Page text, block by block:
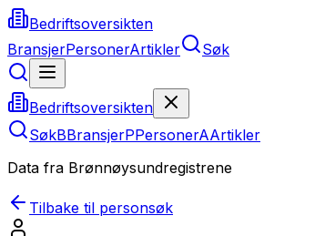
Bedriftsoversikten
BransjerPersonerArtikler Søk
Bedriftsoversikten
SøkBBransjerPPersonerAArtikler
Data fra Brønnøysundregistrene
Tilbake til personsøk